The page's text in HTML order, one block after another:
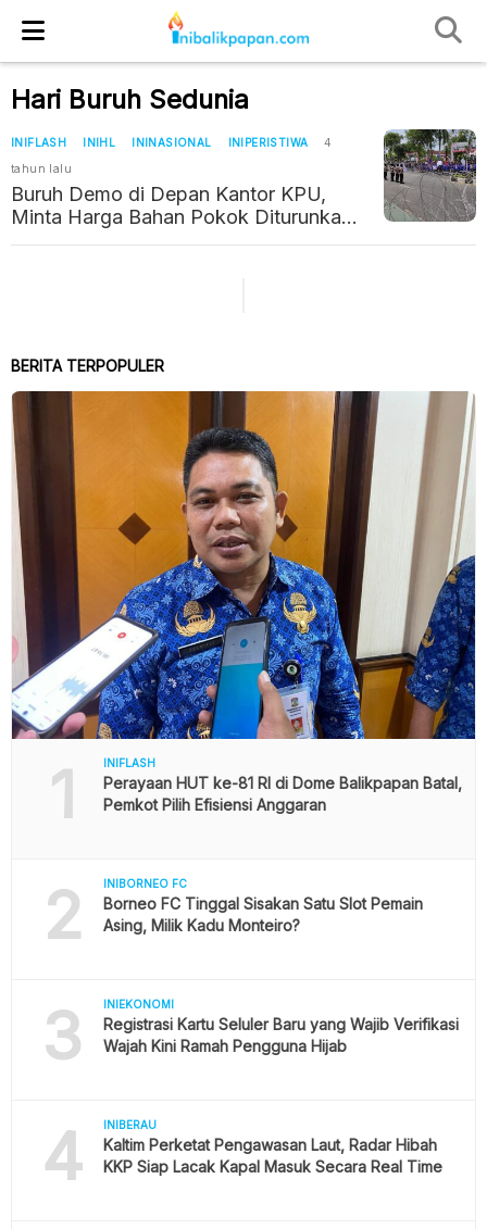
Hari Buruh Sedunia
INIFLASH INIHL ININASIONAL INIPERISTIWA
4
tahun lalu
Buruh Demo di Depan Kantor KPU,
Minta Harga Bahan Pokok Diturunkan,
Tolak UU Cipta Kerja
BERITA TERPOPULER
1 INIFLASH
Perayaan HUT ke-81 RI di Dome Balikpapan Batal,
Pemkot Pilih Efisiensi Anggaran
2 INIBORNEO FC
Borneo FC Tinggal Sisakan Satu Slot Pemain
Asing, Milik Kadu Monteiro?
3 INIEKONOMI
Registrasi Kartu Seluler Baru yang Wajib Verifikasi
Wajah Kini Ramah Pengguna Hijab
4 INIBERAU
Kaltim Perketat Pengawasan Laut, Radar Hibah
KKP Siap Lacak Kapal Masuk Secara Real Time